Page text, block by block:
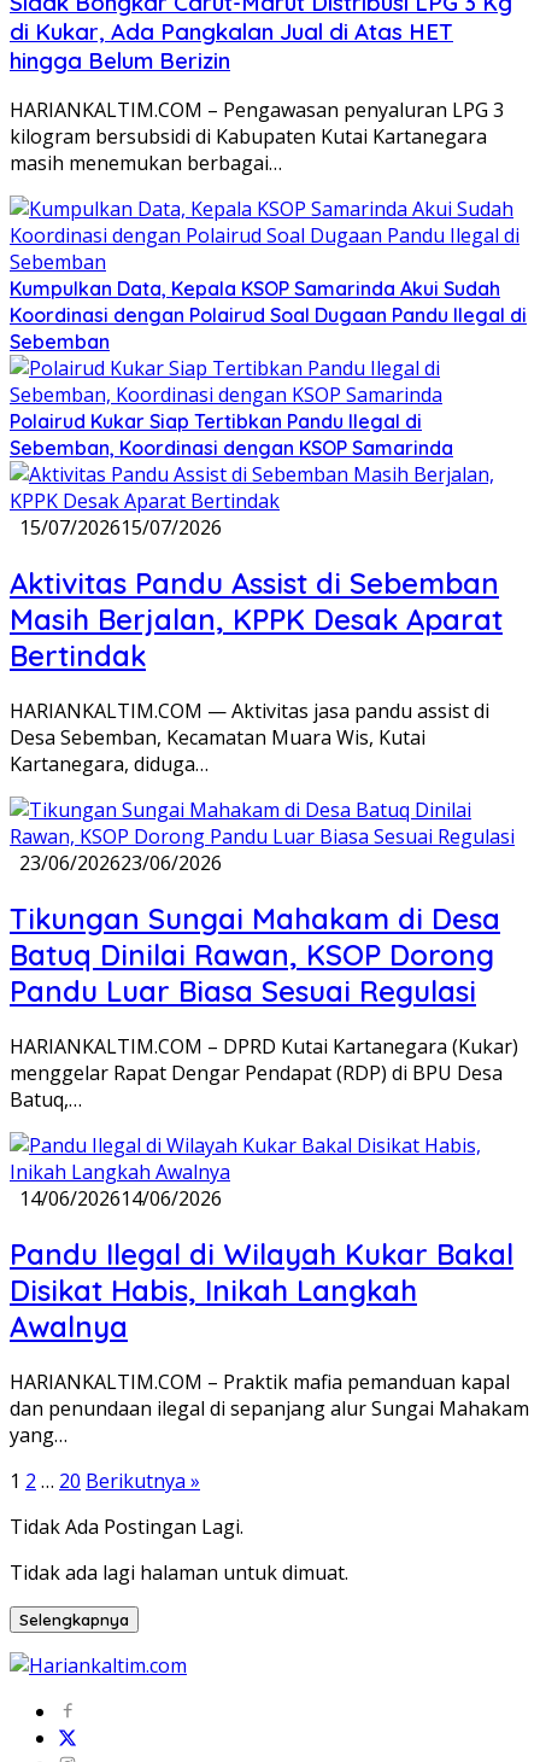
di Kukar, Ada Pangkalan Jual di Atas HET
hingga Belum Berizin
HARIANKALTIM.COM – Pengawasan penyaluran LPG 3
kilogram bersubsidi di Kabupaten Kutai Kartanegara
masih menemukan berbagai…
Kumpulkan Data, Kepala KSOP Samarinda Akui Sudah
Koordinasi dengan Polairud Soal Dugaan Pandu Ilegal di
Sebemban
Polairud Kukar Siap Tertibkan Pandu Ilegal di
Sebemban, Koordinasi dengan KSOP Samarinda
15/07/202615/07/2026
Aktivitas Pandu Assist di Sebemban
Masih Berjalan, KPPK Desak Aparat
Bertindak
HARIANKALTIM.COM — Aktivitas jasa pandu assist di
Desa Sebemban, Kecamatan Muara Wis, Kutai
Kartanegara, diduga…
23/06/202623/06/2026
Tikungan Sungai Mahakam di Desa
Batuq Dinilai Rawan, KSOP Dorong
Pandu Luar Biasa Sesuai Regulasi
HARIANKALTIM.COM – DPRD Kutai Kartanegara (Kukar)
menggelar Rapat Dengar Pendapat (RDP) di BPU Desa
Batuq,…
14/06/202614/06/2026
Pandu Ilegal di Wilayah Kukar Bakal
Disikat Habis, Inikah Langkah
Awalnya
HARIANKALTIM.COM – Praktik mafia pemanduan kapal
dan penundaan ilegal di sepanjang alur Sungai Mahakam
yang…
Paginasi
pos
1 2 … 20 Berikutnya »
Tidak Ada Postingan Lagi.
Tidak ada lagi halaman untuk dimuat.
Selengkapnya